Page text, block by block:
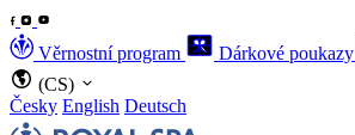
Věrnostní program Dárkové poukazy
(CS)
Česky English Deutsch